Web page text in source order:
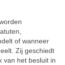
of wanneer
Zij geschiedt
van het besluit in